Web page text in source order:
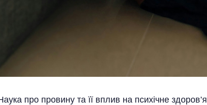
про провину та її вплив на психічне здоров’я